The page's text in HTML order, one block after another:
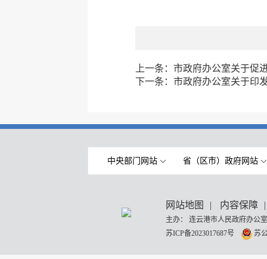
上一条： 市政府办公室关于促
下一条： 市政府办公室关于印
中央部门网站 省（区市）政府网站
网站地图 | 内容保障 |
主办： 连云港市人民政府办
苏ICP备2023017687号
苏